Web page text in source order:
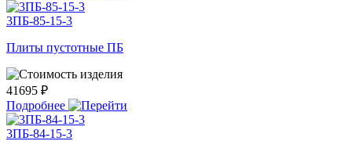
3ПБ-85-15-3
Плиты пустотные ПБ
41695 ₽
Подробнее
3ПБ-84-15-3